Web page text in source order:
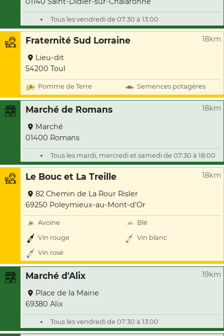
Tous les vendredi de 07:30 à 13:00
Fraternité Sud Lorraine 18km
Lieu-dit
54200 Toul
Pomme de Terre Semences potagères
Marché de Romans 18km
Marché
01400 Romans
Tous les mardi, mercredi et samedi de 07:30 à 18:00
Le Bouc et La Treille 18km
82 Chemin de La Rour Risler
69250 Poleymieux-au-Mont-d'Or
Avoine
Blé
Vin rouge
Vin blanc
Vin rosé
Marché d'Alix 19km
Place de la Mairie
69380 Alix
Tous les vendredi de 07:30 à 13:00